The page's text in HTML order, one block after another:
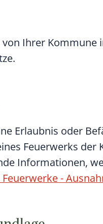
von Ihrer
Erlaubnis oder
Feuerwerks der
Informationen,
Feuerwerke -